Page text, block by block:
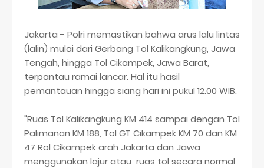
Jakarta - Polri memastikan bahwa arus lalu lintas
(lalin) mulai dari Gerbang Tol Kalikangkung, Jawa
Tengah, hingga Tol Cikampek, Jawa Barat,
terpantau ramai lancar. Hal itu hasil
pemantauan hingga siang hari ini pukul 12.00 WIB.
"Ruas Tol Kalikangkung KM 414 sampai dengan Tol
Palimanan KM 188, Tol GT Cikampek KM 70 dan KM
47 Rol Cikampek arah Jakarta dan Jawa
menggunakan lajur atau ruas tol secara normal